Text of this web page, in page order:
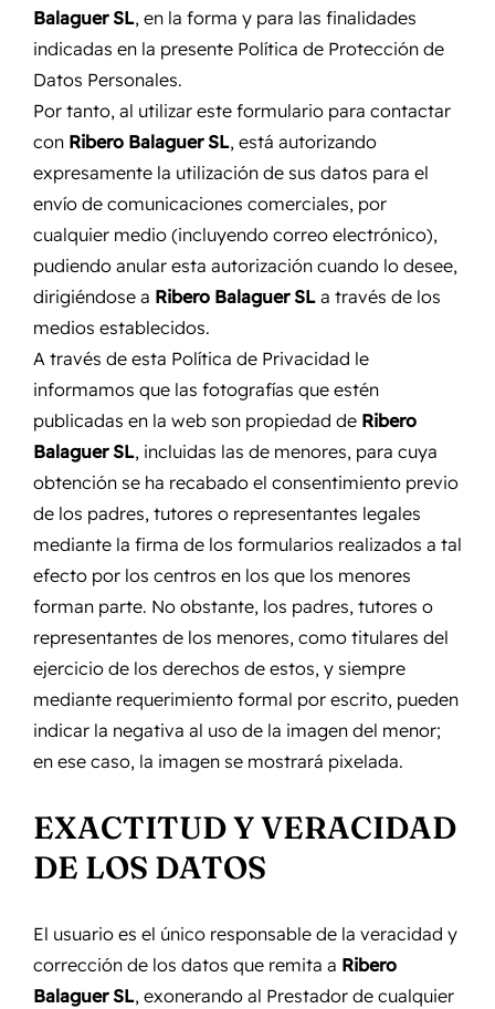
Balaguer SL, en la forma y para las finalidades
indicadas en la presente Política de Protección de
Datos Personales.
Por tanto, al utilizar este formulario para contactar
con Ribero Balaguer SL, está autorizando
expresamente la utilización de sus datos para el
envío de comunicaciones comerciales, por
cualquier medio (incluyendo correo electrónico),
pudiendo anular esta autorización cuando lo desee,
dirigiéndose a Ribero Balaguer SL a través de los
medios establecidos.
A través de esta Política de Privacidad le
informamos que las fotografías que estén
publicadas en la web son propiedad de Ribero
Balaguer SL, incluidas las de menores, para cuya
obtención se ha recabado el consentimiento previo
de los padres, tutores o representantes legales
mediante la firma de los formularios realizados a tal
efecto por los centros en los que los menores
forman parte. No obstante, los padres, tutores o
representantes de los menores, como titulares del
ejercicio de los derechos de estos, y siempre
mediante requerimiento formal por escrito, pueden
indicar la negativa al uso de la imagen del menor;
en ese caso, la imagen se mostrará pixelada.
EXACTITUD Y VERACIDAD
DE LOS DATOS
El usuario es el único responsable de la veracidad y
corrección de los datos que remita a Ribero
Balaguer SL, exonerando al Prestador de cualquier